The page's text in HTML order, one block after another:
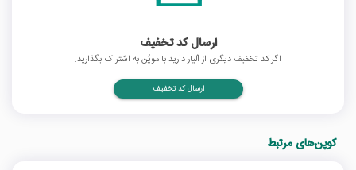
ارسال کد تخفیف
اگر کد تخفیف دیگری از آلیار دارید با موپُن به اشتراک بگذارید.
ارسال کد تخفیف
کوپن‌های مرتبط